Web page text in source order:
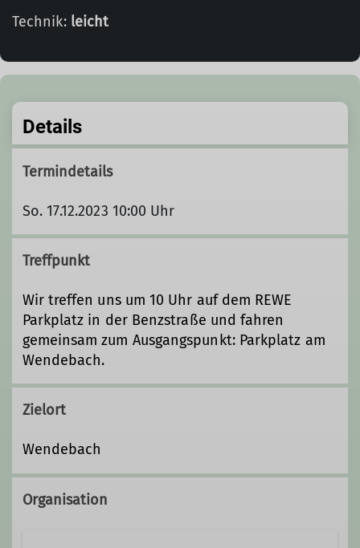
Technik: leicht
Details
Termindetails
So. 17.12.2023 10:00 Uhr
Treffpunkt
Wir treffen uns um 10 Uhr auf dem REWE
Parkplatz in der Benzstraße und fahren
gemeinsam zum Ausgangspunkt: Parkplatz am
Wendebach.
Zielort
Wendebach
Organisation